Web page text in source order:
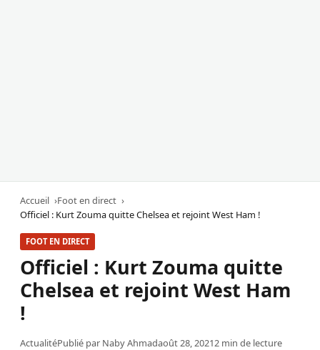
Accueil
Foot en direct
Officiel : Kurt Zouma quitte Chelsea et rejoint West Ham !
FOOT EN DIRECT
Officiel : Kurt Zouma quitte
Chelsea et rejoint West Ham
!
ActualitéPublié par Naby Ahmadaoût 28, 20212 min de lecture